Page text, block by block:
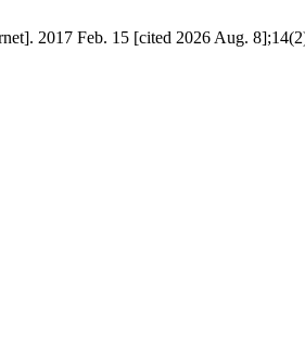
2017 Feb. 15 [cited 2026 Aug.